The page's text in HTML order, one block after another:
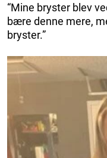
“Mine bryster blev
bære denne mere,
bryster.”